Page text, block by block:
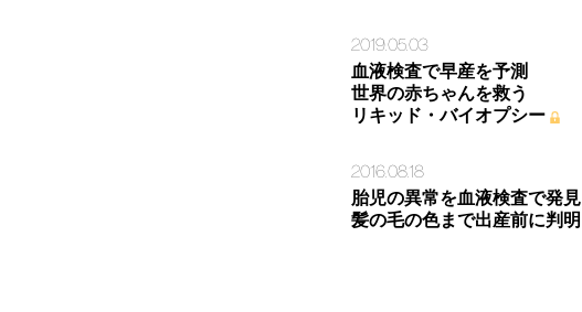
2019.05.03
血液検査で早産を予測
世界の赤ちゃんを救う
リキッド・バイオプシー
2016.08.18
胎児の異常を血液検査で発見
髪の毛の色まで出産前に判明